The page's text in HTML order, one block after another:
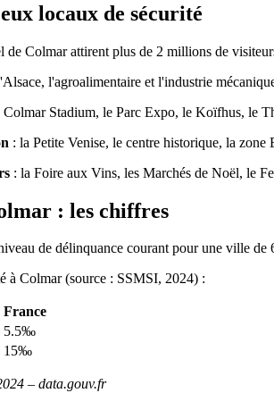
locaux de sécurité
de Colmar attirent plus de 2 millions de
l'agroalimentaire et l'industrie
Colmar Stadium, le Parc Expo, le Koïfhus, le
: la Petite Venise, le centre historique, la zone
: la Foire aux Vins, les Marchés de Noël, le
: les chiffres
de délinquance courant pour une ville de
à Colmar (source : SSMSI, 2024) :
France
5.5‰
15‰
– data.gouv.fr